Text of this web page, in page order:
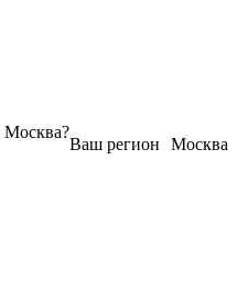
Москва
Ваш регион
Москва?